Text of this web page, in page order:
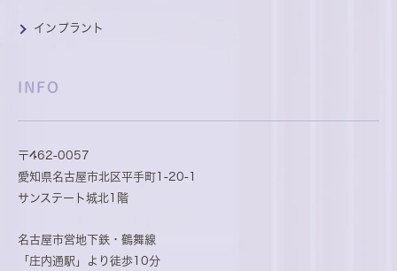
インプラント
INFO
〒462-0057
愛知県名古屋市北区平手町1-20-1
サンステート城北1階
名古屋市営地下鉄・鶴舞線
「庄内通駅」より徒歩10分